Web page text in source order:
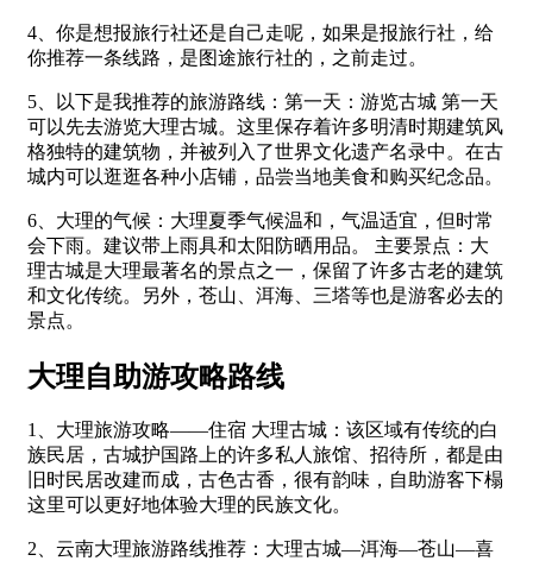
4、你是想报旅行社还是自己走呢，如果是报旅行社，给
你推荐一条线路，是图途旅行社的，之前走过。
5、以下是我推荐的旅游路线：第一天：游览古城 第一天
可以先去游览大理古城。这里保存着许多明清时期建筑风
格独特的建筑物，并被列入了世界文化遗产名录中。在古
城内可以逛逛各种小店铺，品尝当地美食和购买纪念品。
6、大理的气候：大理夏季气候温和，气温适宜，但时常
会下雨。建议带上雨具和太阳防晒用品。 主要景点：大
理古城是大理最著名的景点之一，保留了许多古老的建筑
和文化传统。另外，苍山、洱海、三塔等也是游客必去的
景点。
大理自助游攻略路线
1、大理旅游攻略——住宿 大理古城：该区域有传统的白
族民居，古城护国路上的许多私人旅馆、招待所，都是由
旧时民居改建而成，古色古香，很有韵味，自助游客下榻
这里可以更好地体验大理的民族文化。
2、云南大理旅游路线推荐：大理古城—洱海—苍山—喜